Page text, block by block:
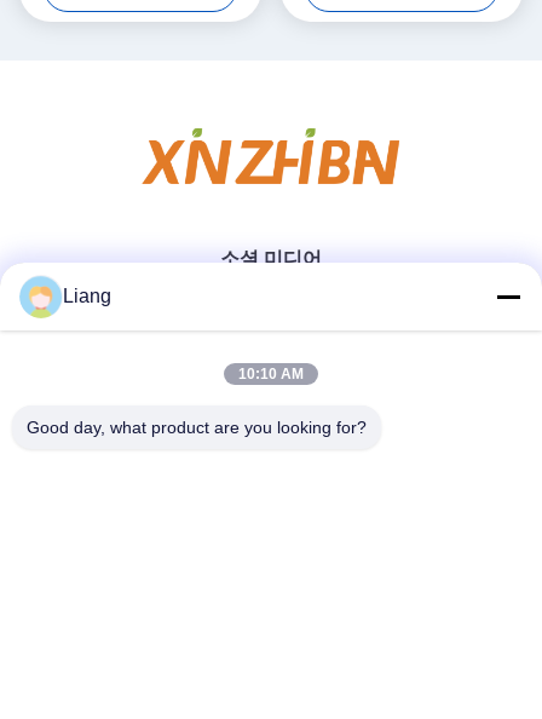
소셜 미디어
빠른 연락
Tel
Liang
10:10 AM
Good day, what product are you looking for?